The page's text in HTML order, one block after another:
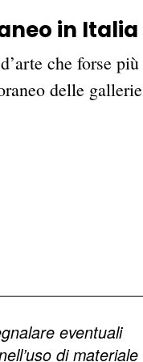
in Italia
che forse più
delle gallerie
eventuali
di materiale